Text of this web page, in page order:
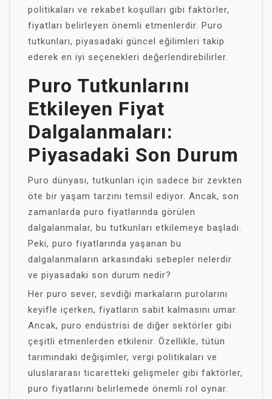
politikaları ve rekabet koşulları gibi faktörler,
fiyatları belirleyen önemli etmenlerdir. Puro
tutkunları, piyasadaki güncel eğilimleri takip
ederek en iyi seçenekleri değerlendirebilirler.
Puro Tutkunlarını
Etkileyen Fiyat
Dalgalanmaları:
Piyasadaki Son Durum
Puro dünyası, tutkunları için sadece bir zevkten
öte bir yaşam tarzını temsil ediyor. Ancak, son
zamanlarda puro fiyatlarında görülen
dalgalanmalar, bu tutkunları etkilemeye başladı.
Peki, puro fiyatlarında yaşanan bu
dalgalanmaların arkasındaki sebepler nelerdir
ve piyasadaki son durum nedir?
Her puro sever, sevdiği markaların purolarını
keyifle içerken, fiyatların sabit kalmasını umar.
Ancak, puro endüstrisi de diğer sektörler gibi
çeşitli etmenlerden etkilenir. Özellikle, tütün
tarımındaki değişimler, vergi politikaları ve
uluslararası ticaretteki gelişmeler gibi faktörler,
puro fiyatlarını belirlemede önemli rol oynar.